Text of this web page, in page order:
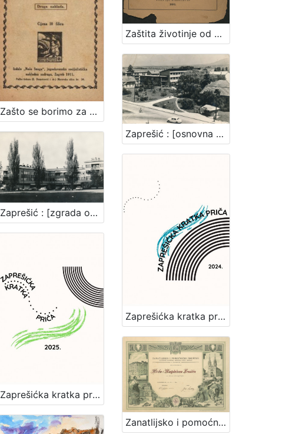
Zašto se borimo za kraće radno vrijeme? : jedan zadatak radničkih strukovnih organizacija / obradio V. Bukšeg
Zaštita životinje od mučenja : prinos za osnovanje družtva u Zagrebu / sastavio Gj. Stj. Dežalić
Zaprešić : [zgrada općine]
Zaprešić : [osnovna škola u Zaprešiću]
Zaprešićka kratka priča 2025. : nagrađene i pohvaljene priče
Zaprešićka kratka priča 2024. : nagrađene i pohvaljene priče
Zanatlijsko i pomoćničko društvo za podporu bolestnika, nemoćnika, udova i siročadi : [povelja]